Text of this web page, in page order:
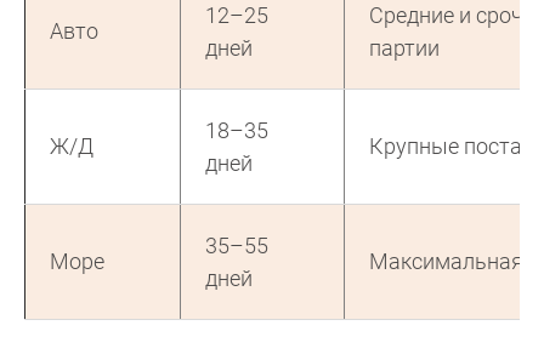
Авто
12–25
дней
Средние и
партии
Ж/Д
18–35
дней
Крупные
Море
35–55
дней
Максимальная